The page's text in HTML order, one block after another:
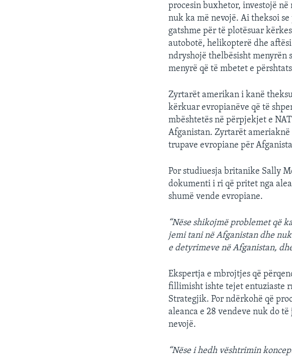
procesin buxhetor, investojë
nuk ka më nevojë. Ai theksoi
gatshme për të plotësuar
autobotë, helikopterë dhe
ndryshojë thelbësisht
menyrë që të mbetet e
Zyrtarët amerikan i kanë
kërkuar evropianëve që të
mbështetës në përpjekjet e
Afganistan. Zyrtarët
trupave evropiane për
Por studiuesja britanike Sally
dokumenti i ri që pritet nga
shumë vende evropiane.
“Nëse shikojmë problemet që
jemi tani në Afganistan dhe
e detyrimeve në Afganistan,
Ekspertja e mbrojtjes që
fillimisht ishte tejet entuziaste
Strategjik. Por ndërkohë që
aleanca e 28 vendeve nuk do
nevojë.
“Nëse i hedh vështrimin